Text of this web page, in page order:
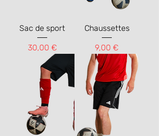
Sac de sport
Prix
30,00 €
Chaussettes
Prix
9,00 €